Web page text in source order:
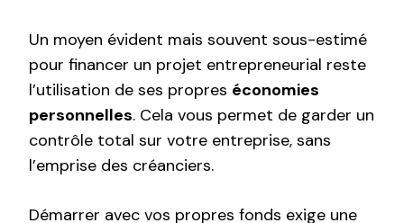
Un moyen évident mais souvent sous-estimé
pour financer un projet entrepreneurial reste
l’utilisation de ses propres économies
personnelles. Cela vous permet de garder un
contrôle total sur votre entreprise, sans
l’emprise des créanciers.
Démarrer avec vos propres fonds exige une